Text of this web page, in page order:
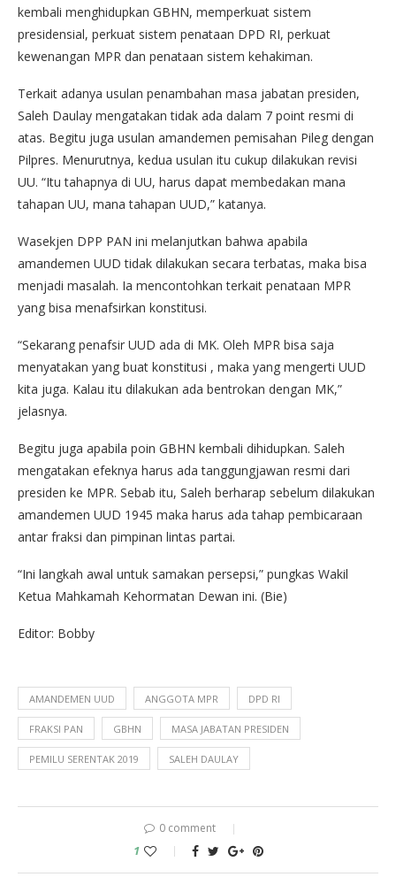
kembali menghidupkan GBHN, memperkuat sistem
presidensial, perkuat sistem penataan DPD RI, perkuat
kewenangan MPR dan penataan sistem kehakiman.
Terkait adanya usulan penambahan masa jabatan presiden,
Saleh Daulay mengatakan tidak ada dalam 7 point resmi di
atas. Begitu juga usulan amandemen pemisahan Pileg dengan
Pilpres. Menurutnya, kedua usulan itu cukup dilakukan revisi
UU. “Itu tahapnya di UU, harus dapat membedakan mana
tahapan UU, mana tahapan UUD,” katanya.
Wasekjen DPP PAN ini melanjutkan bahwa apabila
amandemen UUD tidak dilakukan secara terbatas, maka bisa
menjadi masalah. Ia mencontohkan terkait penataan MPR
yang bisa menafsirkan konstitusi.
“Sekarang penafsir UUD ada di MK. Oleh MPR bisa saja
menyatakan yang buat konstitusi , maka yang mengerti UUD
kita juga. Kalau itu dilakukan ada bentrokan dengan MK,”
jelasnya.
Begitu juga apabila poin GBHN kembali dihidupkan. Saleh
mengatakan efeknya harus ada tanggungjawan resmi dari
presiden ke MPR. Sebab itu, Saleh berharap sebelum dilakukan
amandemen UUD 1945 maka harus ada tahap pembicaraan
antar fraksi dan pimpinan lintas partai.
“Ini langkah awal untuk samakan persepsi,” pungkas Wakil
Ketua Mahkamah Kehormatan Dewan ini. (Bie)
Editor: Bobby
AMANDEMEN UUD ANGGOTA MPR DPD RI
FRAKSI PAN GBHN MASA JABATAN PRESIDEN
PEMILU SERENTAK 2019 SALEH DAULAY
0 comment
1